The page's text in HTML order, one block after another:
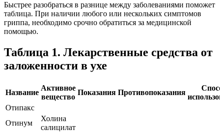
Быстрее разобраться в разнице между заболеваниями поможет
таблица. При наличии любого или нескольких симптомов
гриппа, необходимо срочно обратиться за медицинской
помощью.
Таблица 1. Лекарственные средства от
заложенности в ухе
Название
Активное
вещество
Показания Противопоказания
Отипакс
Отинум
Холина
салицилат